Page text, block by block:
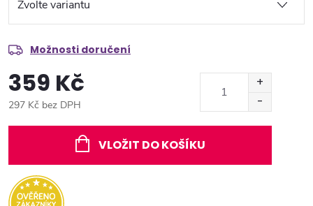
Možnosti doručení
359 Kč
297 Kč bez DPH
VLOŽIT DO KOŠÍKU